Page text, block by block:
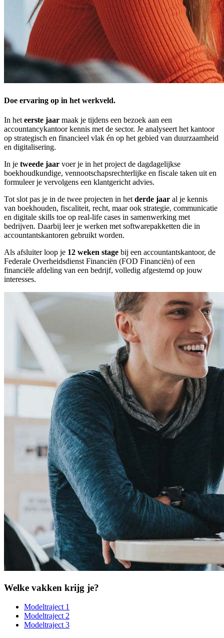
Doe ervaring op in het werkveld.
In het eerste jaar maak je tijdens een bezoek aan een
accountancykantoor kennis met de sector. Je analyseert het kantoor
op strategisch en financieel vlak én op het gebied van duurzaamheid
en digitalisering.
In je tweede jaar voer je in het project de dagdagelijkse
boekhoudkundige, vennootschapsrechterlijke en fiscale taken uit en
formuleer je vervolgens een klantgericht advies.
Tot slot pas je in de twee projecten in het derde jaar al je kennis
van boekhouden, fiscaliteit, recht, maar ook strategie, communicatie
en digitale skills toe op real-life cases in samenwerking met
bedrijven. Daarbij leer je werken met softwarepakketten die in
accountantskantoren gebruikt worden.
Als afsluiter loop je 12 weken stage bij een accountantskantoor, de
Federale Overheidsdienst Financiën (FOD Financiën) of een
financiële afdeling van een bedrijf, volledig afgestemd op jouw
interesses.
Welke vakken krijg je?
Modeltraject 1
Modeltraject 2
Modeltraject 3